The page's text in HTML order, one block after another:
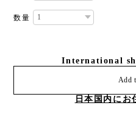
数量
International
Add
日本国内にお